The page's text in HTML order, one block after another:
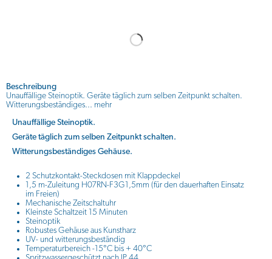
Beschreibung
Unauffällige Steinoptik. Geräte täglich zum selben Zeitpunkt schalten.
Witterungsbeständiges... mehr
Unauffällige Steinoptik.
Geräte täglich zum selben Zeitpunkt schalten.
Witterungsbeständiges Gehäuse.
2 Schutzkontakt-Steckdosen mit Klappdeckel
1,5 m-Zuleitung H07RN-F3G1,5mm (für den dauerhaften Einsatz
im Freien)
Mechanische Zeitschaltuhr
Kleinste Schaltzeit 15 Minuten
Steinoptik
Robustes Gehäuse aus Kunstharz
UV- und witterungsbeständig
Temperaturbereich -15°C bis + 40°C